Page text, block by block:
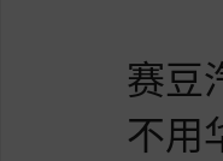
赛豆
不用